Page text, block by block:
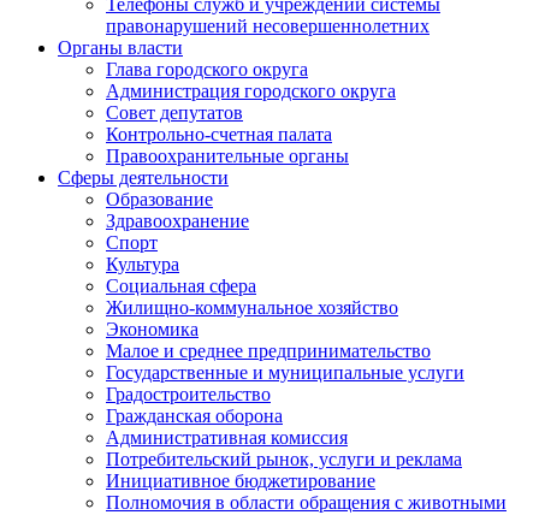
Телефоны служб и учреждений системы
правонарушений несовершеннолетних
Органы власти
Глава городского округа
Администрация городcкого округа
Совет депутатов
Контрольно-счетная палата
Правоохранительные органы
Сферы деятельности
Образование
Здравоохранение
Спорт
Культура
Социальная сфера
Жилищно-коммунальное хозяйство
Экономика
Малое и среднее предпринимательство
Государственные и муниципальные услуги
Градостроительство
Гражданская оборона
Административная комиссия
Потребительский рынок, услуги и реклама
Инициативное бюджетирование
Полномочия в области обращения с животными